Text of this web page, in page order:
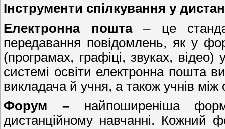
Інструменти спілкування у
Електронна пошта– це
передавання повідомлень, як у
(програмах, графіці, звуках,
системі освіти електронна пошта
викладача й учня, а також учнів
Форум –найпоширеніша
дистанційному навчанні. Кожний